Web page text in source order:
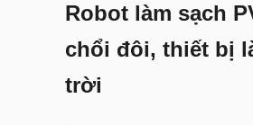
Robot làm sạch
chổi đôi, thiết bị
trời